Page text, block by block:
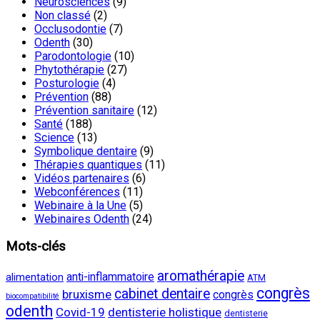
Non classé (2)
Occlusodontie (7)
Odenth (30)
Parodontologie (10)
Phytothérapie (27)
Posturologie (4)
Prévention (88)
Prévention sanitaire (12)
Santé (188)
Science (13)
Symbolique dentaire (9)
Thérapies quantiques (11)
Vidéos partenaires (6)
Webconférences (11)
Webinaire à la Une (5)
Webinaires Odenth (24)
Mots-clés
alimentation anti-inflammatoire aromathérapie ATM
biocompatibilité bruxisme cabinet dentaire congrès congrès
odenth Covid-19 dentisterie holistique dentisterie